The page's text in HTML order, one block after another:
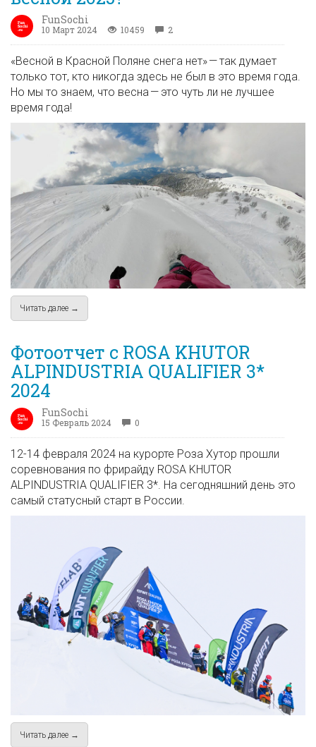
FunSochi
10 Март 2024 10459 2
«Весной в Красной Поляне снега нет» — так думает
только тот, кто никогда здесь не был в это время года.
Но мы то знаем, что весна — это чуть ли не лучшее
время года!
Читать далее →
Фотоотчет с ROSA KHUTOR
ALPINDUSTRIA QUALIFIER 3*
2024
FunSochi
15 Февраль 2024 0
12-14 февраля 2024 на курорте Роза Хутор прошли
соревнования по фрирайду ROSA KHUTOR
ALPINDUSTRIA QUALIFIER 3*. На сегодняшний день это
самый статусный старт в России.
Читать далее →